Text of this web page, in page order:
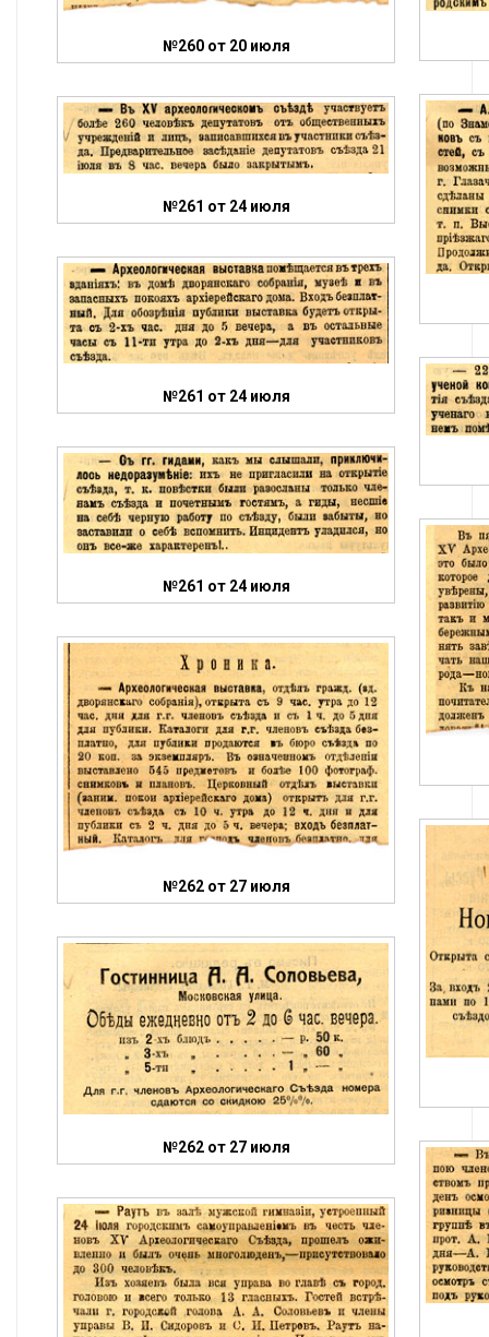
№260 от 20 июля
№261 от 24 июля
№261 от 24 июля
№261 от 24 июля
№262 от 27 июля
№262 от 27 июля